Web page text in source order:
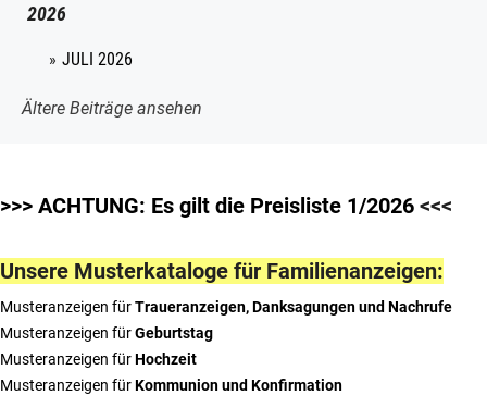
2026
JULI 2026
Ältere Beiträge ansehen
>>> ACHTUNG: Es gilt die Preisliste 1/2026 <<<
Unsere Musterkataloge für Familienanzeigen:
Musteranzeigen fürTraueranzeigen, Danksagungen und Nachrufe
Musteranzeigen fürGeburtstag
Musteranzeigen fürHochzeit
Musteranzeigen fürKommunion und Konfirmation